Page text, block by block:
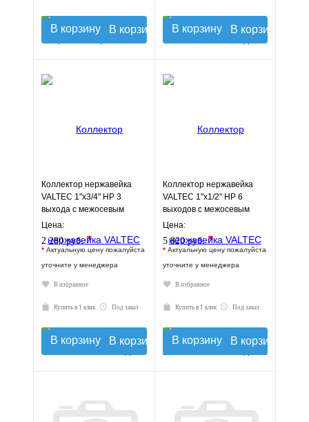
В корзину В корзину
Коллектор нержавейка
VALTEC 1"х3/4" НР 3
выхода с межосевым
расстоянием выходов
Цена:
2 280 руб.*
* Актуальную цену пожалуйста
уточните у менеджера
В избранное
Купить в 1 клик Под заказ
В корзину
Коллектор нержавейка
VALTEC 1"х1/2" НР 6
выходов с межосевым
расстоянием выходов
Цена:
5 820 руб.*
* Актуальную цену пожалуйста
уточните у менеджера
В избранное
Купить в 1 клик Под заказ
В корзину